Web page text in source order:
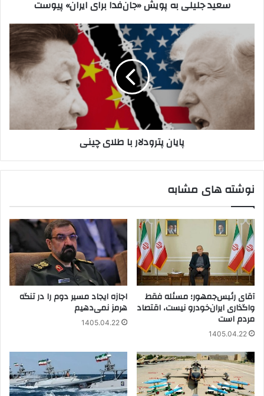
سعید جلیلی به پویش «جان‌فدا برای ایران» پیوست
پترودلار
با
پایان پترودلار با طلای چینی
نوشته های مشابه
آقای رئیس‌جمهور؛ مسئله فقط
واگذاری ایران‌خودرو نیست، اقتصاد
مردم است
1405.04.22
اجازه ایجاد مسیر دوم را در تنگه
هرمز نمی‌دهیم
1405.04.22